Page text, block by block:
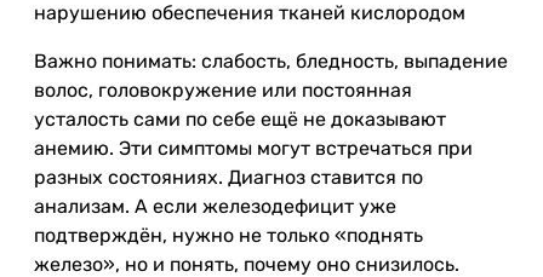
нарушению обеспечения тканей кислородом
Важно понимать: слабость, бледность, выпадение
волос, головокружение или постоянная
усталость сами по себе ещё не доказывают
анемию. Эти симптомы могут встречаться при
разных состояниях. Диагноз ставится по
анализам. А если железодефицит уже
подтверждён, нужно не только «поднять
железо», но и понять, почему оно снизилось.